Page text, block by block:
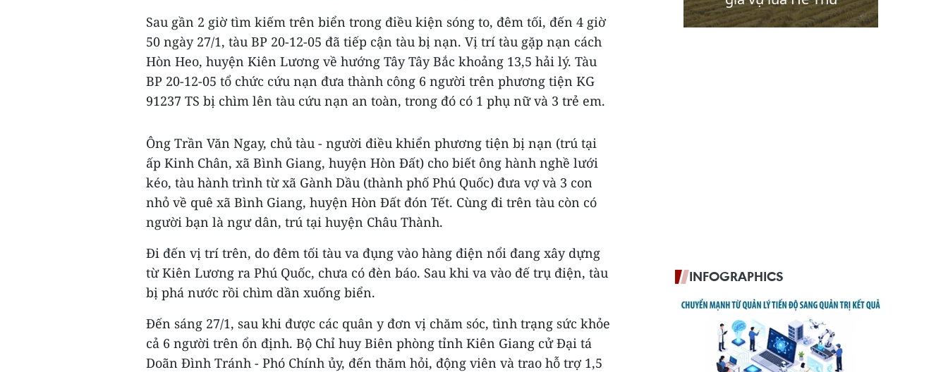
Sau gần 2 giờ tìm kiếm trên biển trong điều kiện sóng to, đêm tối, đến 4 giờ
50 ngày 27/1, tàu BP 20-12-05 đã tiếp cận tàu bị nạn. Vị trí tàu gặp nạn cách
Hòn Heo, huyện Kiên Lương về hướng Tây Tây Bắc khoảng 13,5 hải lý. Tàu
BP 20-12-05 tổ chức cứu nạn đưa thành công 6 người trên phương tiện KG
91237 TS bị chìm lên tàu cứu nạn an toàn, trong đó có 1 phụ nữ và 3 trẻ em.
Ông Trần Văn Ngay, chủ tàu - người điều khiển phương tiện bị nạn (trú tại
ấp Kinh Chân, xã Bình Giang, huyện Hòn Đất) cho biết ông hành nghề lưới
kéo, tàu hành trình từ xã Gành Dầu (thành phố Phú Quốc) đưa vợ và 3 con
nhỏ về quê xã Bình Giang, huyện Hòn Đất đón Tết. Cùng đi trên tàu còn có
người bạn là ngư dân, trú tại huyện Châu Thành.
Đi đến vị trí trên, do đêm tối tàu va đụng vào hàng điện nổi đang xây dựng
từ Kiên Lương ra Phú Quốc, chưa có đèn báo. Sau khi va vào đế trụ điện, tàu
bị phá nước rồi chìm dần xuống biển.
Đến sáng 27/1, sau khi được các quân y đơn vị chăm sóc, tình trạng sức khỏe
cả 6 người trên ổn định. Bộ Chỉ huy Biên phòng tỉnh Kiên Giang cử Đại tá
Doãn Đình Tránh - Phó Chính ủy, đến thăm hỏi, động viên và trao hỗ trợ 1,5
INFOGRAPHICS